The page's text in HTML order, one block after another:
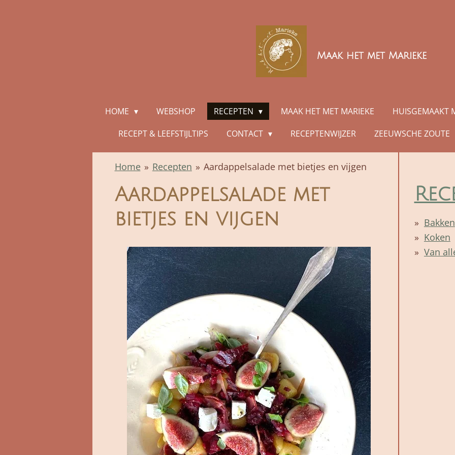
Maak het met Marieke
HOME WEBSHOP RECEPTEN MAAK HET MET MARIEKE HUISGEMAAKT
RECEPT & LEEFSTIJLTIPS
CONTACT RECEPTENWIJZER ZEEUWSCHE ZOUTE
Home » Recepten » Aardappelsalade met bietjes en vijgen
Aardappelsalade met
bietjes en vijgen
Bakken
Koken
Van